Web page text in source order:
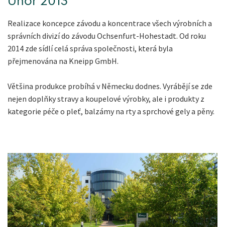
Realizace koncepce závodu a koncentrace všech výrobních a
správních divizí do závodu Ochsenfurt-Hohestadt. Od roku
2014 zde sídlí celá správa společnosti, která byla
přejmenována na Kneipp GmbH.
Většina produkce probíhá v Německu dodnes. Vyrábějí se zde
nejen doplňky stravy a koupelové výrobky, ale i produkty z
kategorie péče o pleť, balzámy na rty a sprchové gely a pěny.